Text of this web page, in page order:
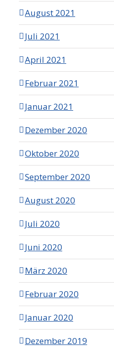
August 2021
Juli 2021
April 2021
Februar 2021
Januar 2021
Dezember 2020
Oktober 2020
September 2020
August 2020
Juli 2020
Juni 2020
März 2020
Februar 2020
Januar 2020
Dezember 2019